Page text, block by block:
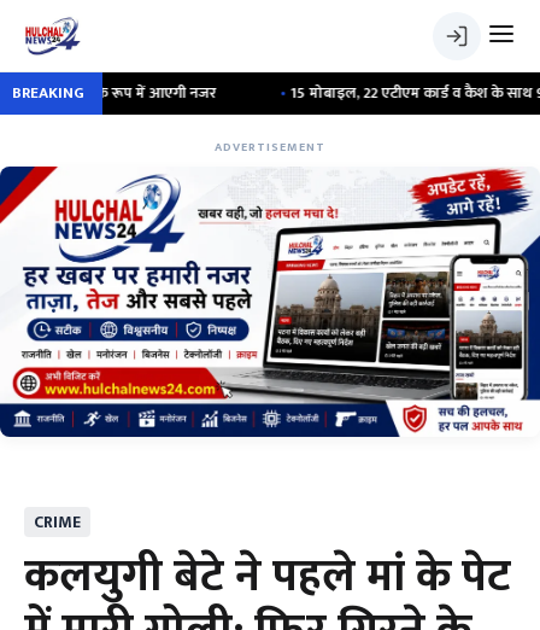
BREAKING
के रूप में आएगी नजर •15 मोबाइल, 22 एटीएम कार्ड व कैश के साथ 9 लोग
ADVERTISEMENT
CRIME
कलयुगी बेटे ने पहले मां के पेट